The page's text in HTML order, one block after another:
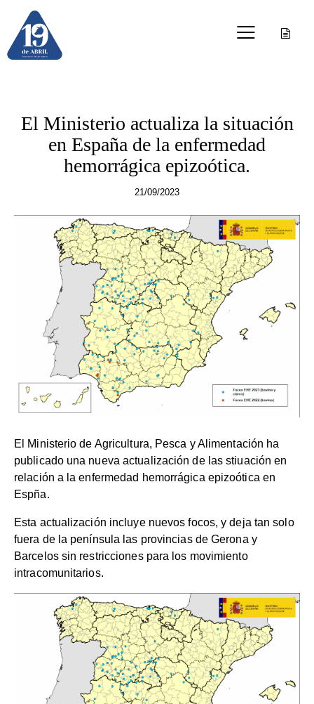
El Ministerio actualiza la situación
en España de la enfermedad
hemorrágica epizoótica.
21/09/2023
El Ministerio de Agricultura, Pesca y Alimentación ha
publicado una nueva actualización de las stiuación en
relación a la enfermedad hemorrágica epizoótica en
Espña.
Esta actualización incluye nuevos focos, y deja tan solo
fuera de la península las provincias de Gerona y
Barcelos sin restricciones para los movimiento
intracomunitarios.